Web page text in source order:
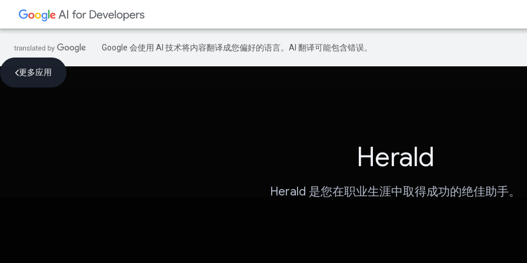
Google 会使用 AI 技术将内容翻译成您偏好的语言。AI 翻译可能包含错误。
更多应用
Herald
Herald 是您在职业生涯中取得成功的绝佳助手。